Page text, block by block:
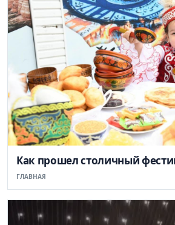
Как прошел столичный
ГЛАВНАЯ